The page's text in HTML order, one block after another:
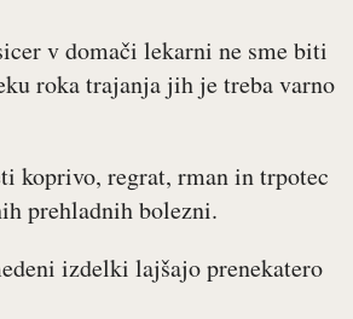
v domači lekarni ne sme biti
roka trajanja jih je treba varno
koprivo, regrat, rman in trpotec
prehladnih bolezni.
izdelki lajšajo prenekatero